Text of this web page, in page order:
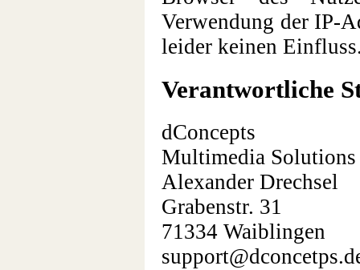
Verwendung der IP-
leider keinen
Verantwortliche
dConcepts
Multimedia Solutions
Alexander Drechsel
Grabenstr. 31
71334 Waiblingen